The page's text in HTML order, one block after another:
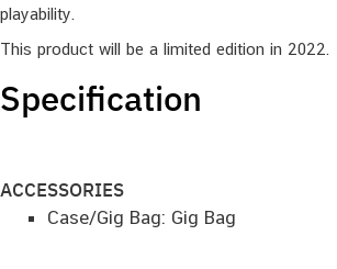
playability.
This product will be a limited edition in 2022.
Specification
ACCESSORIES
Case/Gig Bag: Gig Bag